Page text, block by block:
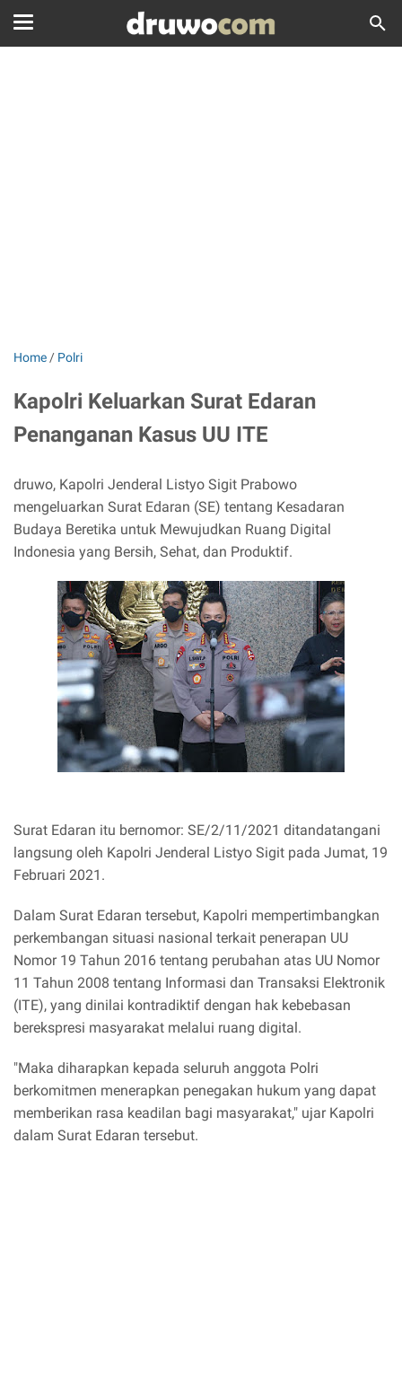
Home / Polri
Kapolri Keluarkan Surat Edaran
Penanganan Kasus UU ITE
druwo, Kapolri Jenderal Listyo Sigit Prabowo
mengeluarkan Surat Edaran (SE) tentang Kesadaran
Budaya Beretika untuk Mewujudkan Ruang Digital
Indonesia yang Bersih, Sehat, dan Produktif.
Surat Edaran itu bernomor: SE/2/11/2021 ditandatangani
langsung oleh Kapolri Jenderal Listyo Sigit pada Jumat, 19
Februari 2021.
Dalam Surat Edaran tersebut, Kapolri mempertimbangkan
perkembangan situasi nasional terkait penerapan UU
Nomor 19 Tahun 2016 tentang perubahan atas UU Nomor
11 Tahun 2008 tentang Informasi dan Transaksi Elektronik
(ITE), yang dinilai kontradiktif dengan hak kebebasan
berekspresi masyarakat melalui ruang digital.
"Maka diharapkan kepada seluruh anggota Polri
berkomitmen menerapkan penegakan hukum yang dapat
memberikan rasa keadilan bagi masyarakat," ujar Kapolri
dalam Surat Edaran tersebut.